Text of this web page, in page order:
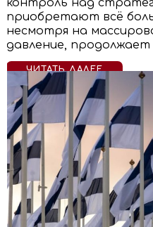
приобретают всё
несмотря на
давление, продолжает
ЧИТАТЬ ДАЛЕЕ